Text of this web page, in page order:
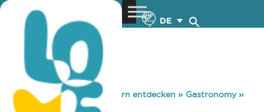
DE
You are here: Home »Zypern entdecken » Gastronomy»
MOO – MOO TAVERN